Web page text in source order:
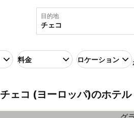
目的地
料金 ロケーション
チェコ (ヨーロッパ)のホテル